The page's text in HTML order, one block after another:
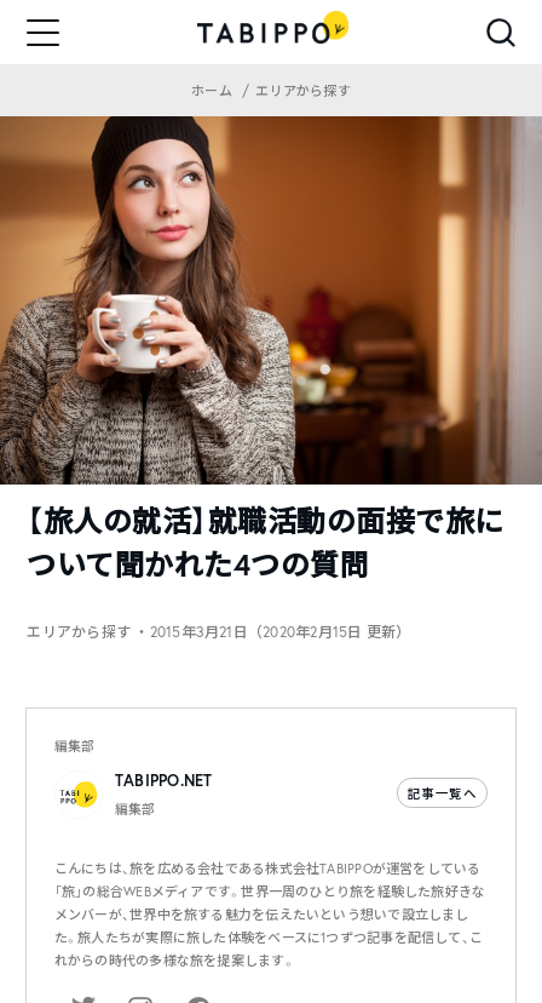
ホーム エリアから探す
【旅人の就活】就職活動の面接で旅に
ついて聞かれた4つの質問
エリアから探す ・2015年3月21日（2020年2月15日 更新）
編集部
TABIPPO.NET
編集部
記事一覧へ
こんにちは、旅を広める会社である株式会社TABIPPOが運営をしている
「旅」の総合WEBメディアです。世界一周のひとり旅を経験した旅好きな
メンバーが、世界中を旅する魅力を伝えたいという想いで設立しまし
た。旅人たちが実際に旅した体験をベースに1つずつ記事を配信して、こ
れからの時代の多様な旅を提案します。